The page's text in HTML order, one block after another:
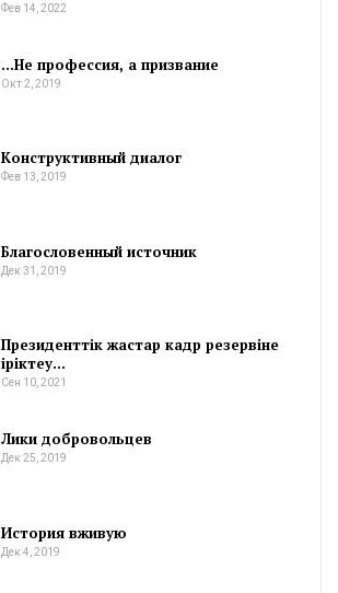
Фев 14, 2022
…Не профессия, а призвание
Окт 2, 2019
Конструктивный диалог
Фев 13, 2019
Благословенный источник
Дек 31, 2019
Президенттік жастар кадр резервіне
іріктеу…
Сен 10, 2021
Лики добровольцев
Дек 25, 2019
История вживую
Дек 4, 2019